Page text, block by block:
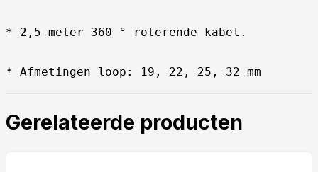
* 2,5 meter 360 ° roterende kabel.
* Afmetingen loop: 19, 22, 25, 32 mm
Gerelateerde producten